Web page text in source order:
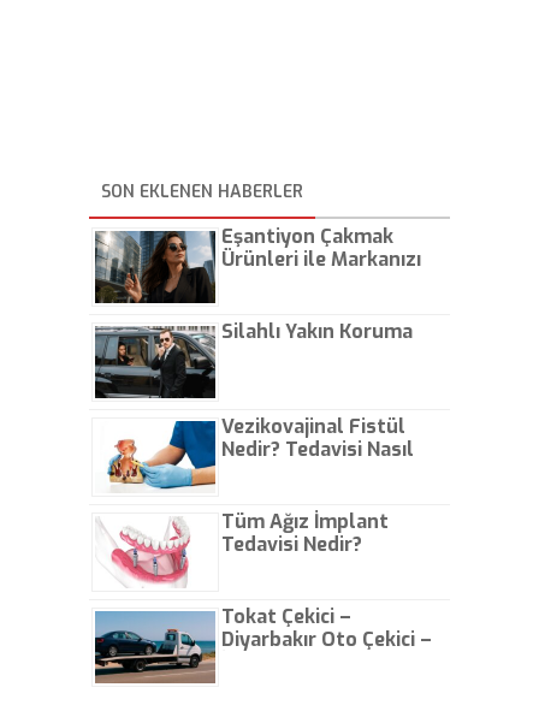
SON EKLENEN HABERLER
Eşantiyon Çakmak
Ürünleri ile Markanızı
Silahlı Yakın Koruma
Vezikovajinal Fistül
Nedir? Tedavisi Nasıl
Tüm Ağız İmplant
Tedavisi Nedir?
Tokat Çekici –
Diyarbakır Oto Çekici –